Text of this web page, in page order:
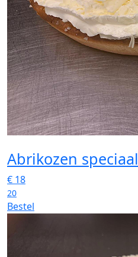
Abrikozen speciaal
€ 18
20
Bestel